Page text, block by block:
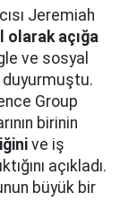
Jeremiah
açığa
ve sosyal
duyurmuştu.
Group
birinin
ve iş
açıkladı.
büyük bir